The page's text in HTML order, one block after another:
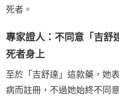
死者。
專家證人：不同意「吉舒
死者身上
至於「吉舒達」這款藥，她
病而註冊，不過她始終不同